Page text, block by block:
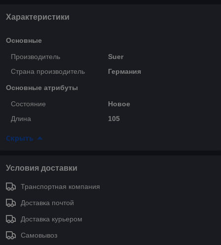
Характеристики
Основные
Производитель
Suer
Страна производитель
Германия
Основные атрибуты
Состояние
Новое
Длина
105
Скрыть
Условия доставки
Транспортная компания
Доставка почтой
Доставка курьером
Самовывоз